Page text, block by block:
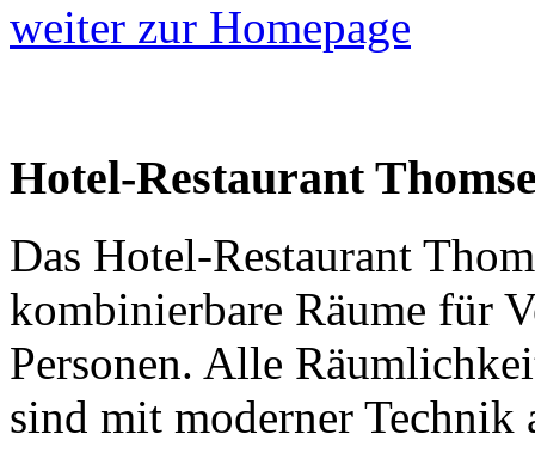
weiter zur Homepage
Hotel-Restaurant
Das Hotel-Restaurant
kombinierbare Räume für
Personen. Alle
sind mit moderner Technik